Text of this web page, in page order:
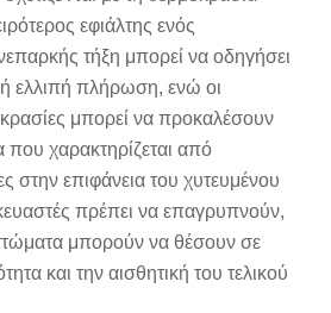
εφιάλτης ενός
τήξη μπορεί να οδηγήσει
ελλιπή πλήρωση, ενώ οι
μπορεί να προκαλέσουν
χαρακτηρίζεται από
στην επιφάνεια του χυτευμένου
πρέπει να επαγρυπνούν,
μπορούν να θέσουν σε
και την αισθητική του τελικού